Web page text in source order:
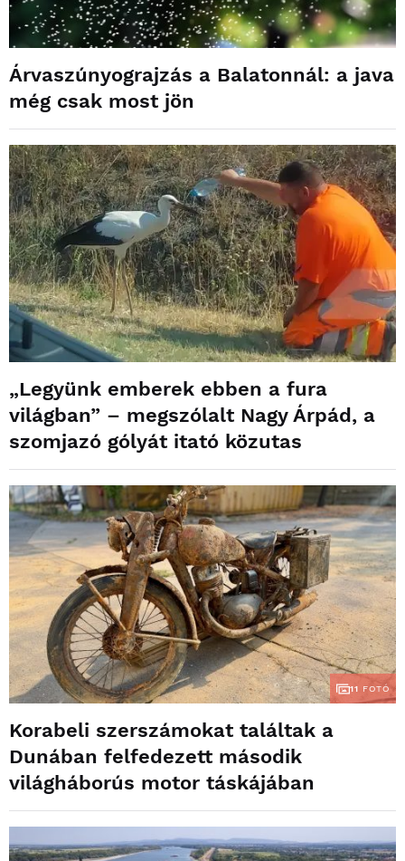
Árvaszúnyograjzás a Balatonnál: a java
még csak most jön
„Legyünk emberek ebben a fura
világban” – megszólalt Nagy Árpád, a
szomjazó gólyát itató közutas
11 FOTÓ
Korabeli szerszámokat találtak a
Dunában felfedezett második
világháborús motor táskájában